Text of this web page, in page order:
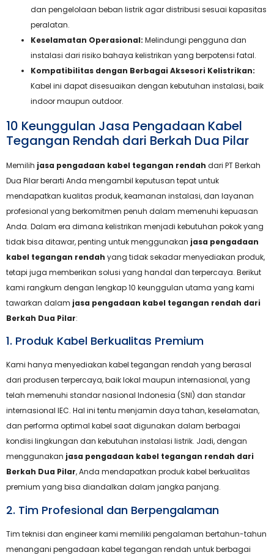
dan pengelolaan beban listrik agar distribusi sesuai kapasitas
peralatan.
Keselamatan Operasional: Melindungi pengguna dan
instalasi dari risiko bahaya kelistrikan yang berpotensi fatal.
Kompatibilitas dengan Berbagai Aksesori Kelistrikan:
Kabel ini dapat disesuaikan dengan kebutuhan instalasi, baik
indoor maupun outdoor.
10 Keunggulan Jasa Pengadaan Kabel
Tegangan Rendah dari Berkah Dua Pilar
Memilih jasa pengadaan kabel tegangan rendah dari PT Berkah
Dua Pilar berarti Anda mengambil keputusan tepat untuk
mendapatkan kualitas produk, keamanan instalasi, dan layanan
profesional yang berkomitmen penuh dalam memenuhi kepuasan
Anda. Dalam era dimana kelistrikan menjadi kebutuhan pokok yang
tidak bisa ditawar, penting untuk menggunakan jasa pengadaan
kabel tegangan rendah yang tidak sekadar menyediakan produk,
tetapi juga memberikan solusi yang handal dan terpercaya. Berikut
kami rangkum dengan lengkap 10 keunggulan utama yang kami
tawarkan dalam jasa pengadaan kabel tegangan rendah dari
Berkah Dua Pilar:
1. Produk Kabel Berkualitas Premium
Kami hanya menyediakan kabel tegangan rendah yang berasal
dari produsen terpercaya, baik lokal maupun internasional, yang
telah memenuhi standar nasional Indonesia (SNI) dan standar
internasional IEC. Hal ini tentu menjamin daya tahan, keselamatan,
dan performa optimal kabel saat digunakan dalam berbagai
kondisi lingkungan dan kebutuhan instalasi listrik. Jadi, dengan
menggunakan jasa pengadaan kabel tegangan rendah dari
Berkah Dua Pilar, Anda mendapatkan produk kabel berkualitas
premium yang bisa diandalkan dalam jangka panjang.
2. Tim Profesional dan Berpengalaman
Tim teknisi dan engineer kami memiliki pengalaman bertahun-tahun
menangani pengadaan kabel tegangan rendah untuk berbagai